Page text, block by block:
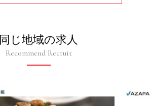
同じ地域の求人
Recommend Recruit